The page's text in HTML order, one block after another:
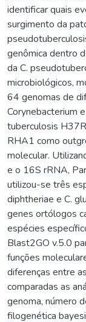
identificar quais
surgimento da
genômica dentro
da C.
microbiológicos,
64 genomas de
Corynebacterium
tuberculosis
RHA1 como
molecular.
e o 16S rRNA,
utilizou-se três
diphtheriae e C.
genes ortólogos
espécies
Blast2GO v.5.0
funções
diferenças entre
comparadas as
genoma, número
filogenética